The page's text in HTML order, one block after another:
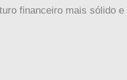
financeiro mais sólido e